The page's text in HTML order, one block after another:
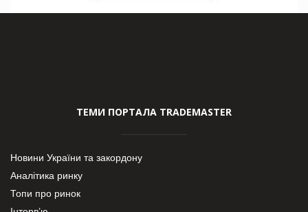
ТЕМИ ПОРТАЛА TRADEMASTER
Новини України та закордону
Аналітика ринку
Топи про ринок